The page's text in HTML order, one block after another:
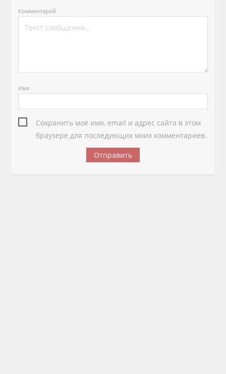
Комментарий
Имя
Сохранить моё имя, email и адрес сайта в этом
браузере для последующих моих комментариев.